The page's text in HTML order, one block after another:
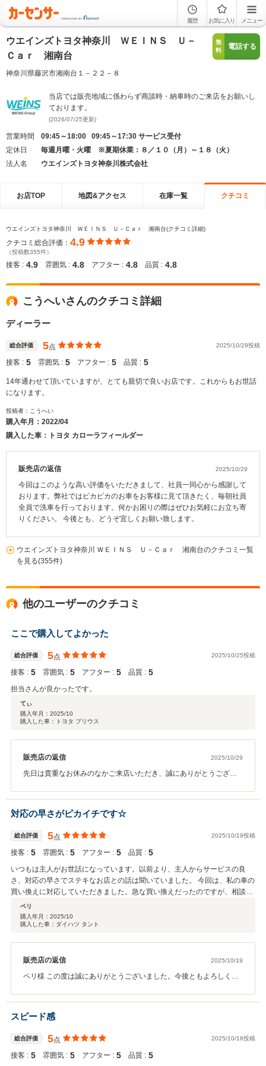
履歴 お気に入り メニュー
ウエインズトヨタ神奈川 ＷＥＩＮＳ Ｕ－
Ｃａｒ 湘南台
神奈川県藤沢市湘南台１－２２－８
無
料
電話する
当店では販売地域に係わらず商談時・納車時のご来店をお願いし
ております。
(2026/07/25更新)
営業時間
09:45～18:00 09:45～17:30 サービス受付
定休日
毎週月曜・火曜 ※夏期休業：８／１０（月）～１８（火）
法人名
ウエインズトヨタ神奈川株式会社
お店TOP 地図&アクセス 在庫一覧 クチコミ
ウエインズトヨタ神奈川 ＷＥＩＮＳ Ｕ－Ｃａｒ 湘南台(クチコミ詳細)
クチコミ総合評価： 4.9
（投稿数355件）
接客 : 4.9 雰囲気 : 4.8 アフター : 4.8 品質 : 4.8
こうへいさんのクチコミ詳細
ディーラー
総合評価 5点 2025/10/29投稿
接客 : 5 雰囲気 : 5 アフター : 5 品質 : 5
14年通わせて頂いていますが、とても親切で良いお店です。これからもお世話
になります。
投稿者：こうへい
購入年月： 2022/04
購入した車：トヨタ カローラフィールダー
販売店の返信 2025/10/29
今回はこのような高い評価をいただきまして、社員一同心から感謝して
おります。弊社ではピカピカのお車をお客様に見て頂きたく、毎朝社員
全員で洗車を行っております。何かお困りの際はぜひお気軽にお立ち寄
りください。 今後とも、どうぞ宜しくお願い致します。
ウエインズトヨタ神奈川 ＷＥＩＮＳ Ｕ－Ｃａｒ 湘南台のクチコミ一覧
を見る(355件)
他のユーザーのクチコミ
ここで購入してよかった
総合評価 5点 2025/10/25投稿
接客 : 5 雰囲気 : 5 アフター : 5 品質 : 5
担当さんが良かったです。
てぃ
購入年月： 2025/10
購入した車：トヨタ プリウス
販売店の返信 2025/10/29
先日は貴重なお休みのなかご来店いただき、誠にありがとうござい
ります。お客様にあったお車のご提案と、その後のお車のメンテナ
ンスを引き続きさせていただきます。今後ともお気軽に弊社にお越
しくださいませ。宜しくお願い致します。
対応の早さがピカイチです☆
総合評価 5点 2025/10/19投稿
接客 : 5 雰囲気 : 5 アフター : 5 品質 : 5
いつもは主人がお世話になっています。以前より、主人からサービスの良
さ、対応の早さでステキなお店との話は聞いていました。 今回は、私の車の
買い換えに対応していただきました。急な買い換えだったのですが、相談し
た翌日には、こちらの要望に沿う車を提案していただき、大変ありがたかっ
たです。購入にいたるまでも、こちらの懸念材料を伝えると納得するまで相
談させていただき、こちらの車にしようと決めることができました。 迅速な
ペリ
購入年月： 2025/10
購入した車：ダイハツ タント
販売店の返信 2025/10/19
ペリ様 この度は誠にありがとうございました。今後ともよろしくお
スピード感
総合評価 5点 2025/10/18投稿
接客 : 5 雰囲気 : 5 アフター : 5 品質 : 5